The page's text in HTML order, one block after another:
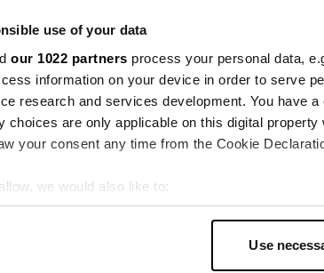
use of your data
our 1022 partners process your personal data,
information on your device in order to serve
research and services development. You have
choices are only applicable on this digital
your consent any time from the Cookie
we would also like to:
information about your geographical location
more about how your personal data is processed
Use
26 € pour un emplacement de 24 heures,
mûrir un peu. Le vent soufflait bien et fort
il y avait des restaurants dans la rue. Il y a
des places XXL de plus de 8 mètres que la
Traduit par GoogleAfficher l'original
Sitecode:
J'ai payé 445 kr pour 1 nuit, vapeur
de 15 kr. vous êtes proche du Danemark et
vraiment bien accueilli par les Suédois. Le
l'Europe et surtout destiné aux personnes